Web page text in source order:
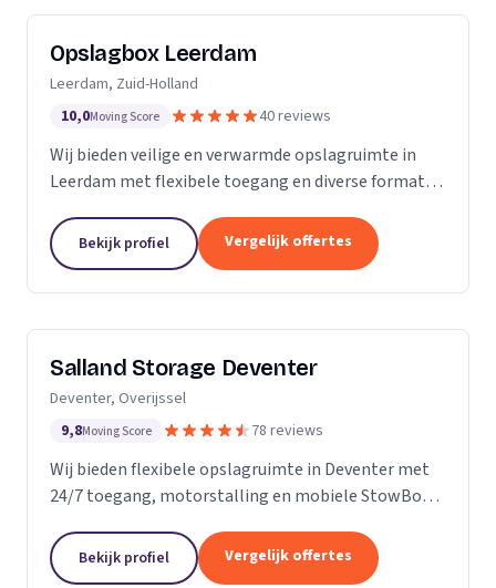
Opslagbox Leerdam
Leerdam, Zuid-Holland
10,0Moving Score 40 reviews
Wij bieden veilige en verwarmde opslagruimte in
Leerdam met flexibele toegang en diverse formaten
Bekijk profiel Vergelijk offertes
Salland Storage Deventer
Deventer, Overijssel
9,8Moving Score 78 reviews
Wij bieden flexibele opslagruimte in Deventer met
24/7 toegang, motorstalling en mobiele StowBox
Bekijk profiel Vergelijk offertes